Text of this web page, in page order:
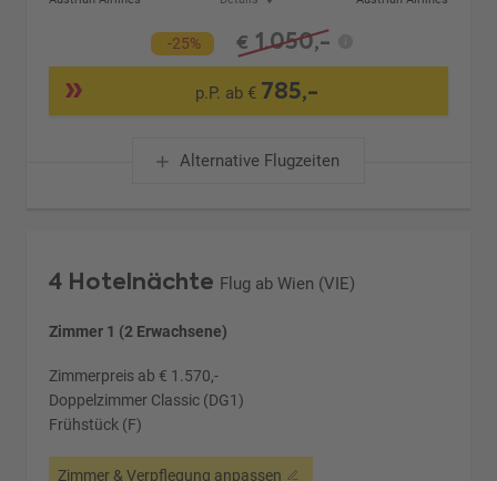
-25% € 1.050,-
p.P. ab € 785,-
Alternative Flugzeiten
4 Hotelnächte Flug ab Wien (VIE)
Zimmer 1 (2 Erwachsene)
Zimmerpreis ab € 1.570,-
Doppelzimmer Classic (DG1)
Frühstück (F)
Zimmer & Verpflegung anpassen